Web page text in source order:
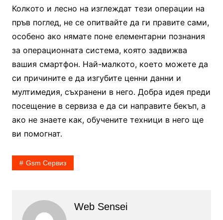
Колкото и лесно на изглеждат тези операции на
пръв поглед, не се опитвайте да ги правите сами,
особено ако нямате поне елементарни познания
за операционната система, която задвижва
вашия смартфон. Най-малкото, което можете да
си причините е да изгубите ценни данни и
мултимедия, съхранени в него. Добра идея преди
посещение в сервиза е да си направите бекъп, а
ако не знаете как, обучените техници в него ще
ви помогнат.
Gsm Сервиз
Web Sensei